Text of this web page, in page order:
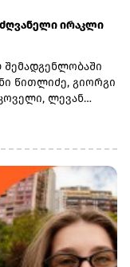
ირაკლი
წითლიძე, გიორგი
ლევან
თინა ბოკუჩავას,
თქვა
წევრის სტატუსით